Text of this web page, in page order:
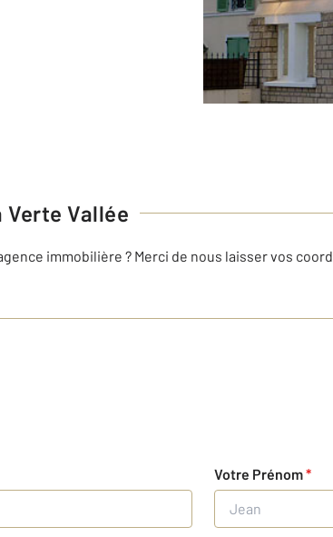
Verte Vallée
immobilière ? Merci de nous laisser vos
Votre Prénom*